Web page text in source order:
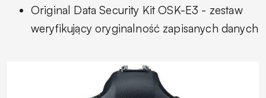
Original Data Security Kit OSK-E3 - zestaw
weryfikujący oryginalność zapisanych danych